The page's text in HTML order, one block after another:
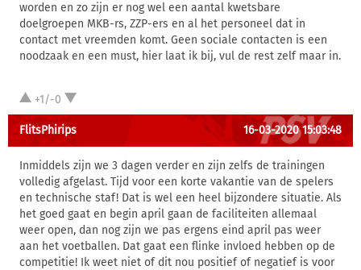
worden en zo zijn er nog wel een aantal kwetsbare
doelgroepen MKB-rs, ZZP-ers en al het personeel dat in
contact met vreemden komt. Geen sociale contacten is een
noodzaak en een must, hier laat ik bij, vul de rest zelf maar in.
+1/-0
FlitsPhirips 16-03-2020 15:03:48
Inmiddels zijn we 3 dagen verder en zijn zelfs de trainingen
volledig afgelast. Tijd voor een korte vakantie van de spelers
en technische staf! Dat is wel een heel bijzondere situatie. Als
het goed gaat en begin april gaan de faciliteiten allemaal
weer open, dan nog zijn we pas ergens eind april pas weer
aan het voetballen. Dat gaat een flinke invloed hebben op de
competitie! Ik weet niet of dit nou positief of negatief is voor